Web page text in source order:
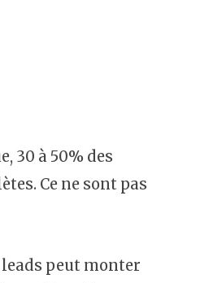
30 à 50% des
Ce ne sont pas
peut monter